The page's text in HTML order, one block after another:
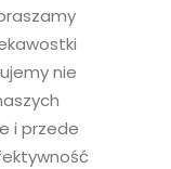
nie
i przede